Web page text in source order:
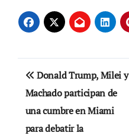
Navegación
de
entradas
Donald Trump, Milei y
Machado participan de
una cumbre en Miami
para debatir la